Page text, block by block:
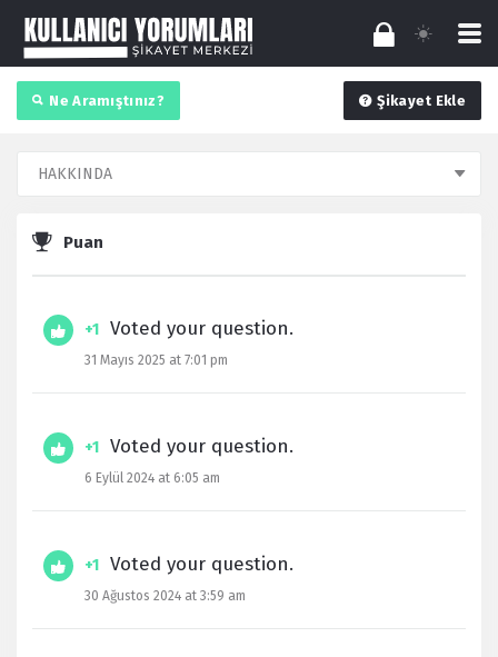
Ne Aramıştınız? Şikayet Ekle
Puan
+1 Voted your question.
31 Mayıs 2025 at 7:01 pm
+1 Voted your question.
6 Eylül 2024 at 6:05 am
+1 Voted your question.
30 Ağustos 2024 at 3:59 am